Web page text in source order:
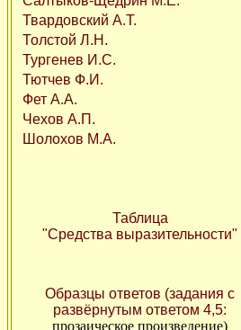
Твардовский А.Т.
Толстой Л.Н.
Тургенев И.С.
Тютчев Ф.И.
Фет А.А.
Чехов А.П.
Шолохов М.А.
Таблица
"Средства выразительности"
Образцы ответов (задания с
развёрнутым ответом 4,5:
прозаическое произведение)